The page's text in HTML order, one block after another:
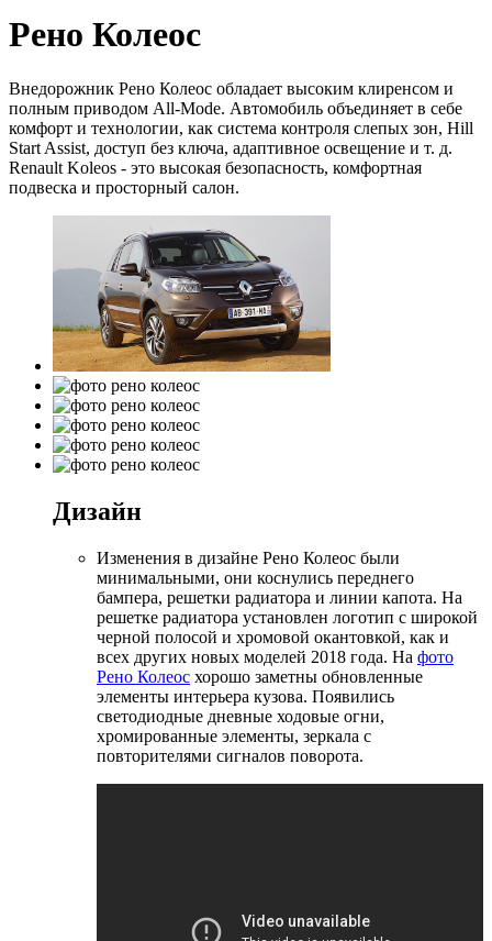
Рено Колеос
Внедорожник Рено Колеос обладает высоким клиренсом и
полным приводом All-Mode. Автомобиль объединяет в себе
комфорт и технологии, как система контроля слепых зон, Hill
Start Assist, доступ без ключа, адаптивное освещение и т. д.
Renault Koleos - это высокая безопасность, комфортная
подвеска и просторный салон.
Дизайн
Изменения в дизайне Рено Колеос были
минимальными, они коснулись переднего
бампера, решетки радиатора и линии капота. На
решетке радиатора установлен логотип с широкой
черной полосой и хромовой окантовкой, как и
всех других новых моделей 2018 года. На фото
Рено Колеос хорошо заметны обновленные
элементы интерьера кузова. Появились
светодиодные дневные ходовые огни,
хромированные элементы, зеркала с
повторителями сигналов поворота.